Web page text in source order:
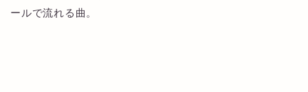
ールで流れる曲。